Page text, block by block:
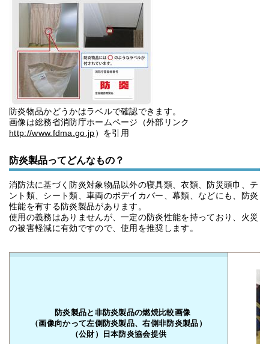
防炎物品かどうかはラベルで確認できます。
画像は総務省消防庁ホームページ（外部リンク
http://www.fdma.go.jp）を引用
防炎製品ってどんなもの？
消防法に基づく防炎対象物品以外の寝具類、衣類、防災頭巾、テ
ント類、シート類、車両のボデイカバー、幕類、などにも、防炎
性能を有する防炎製品があります。
使用の義務はありませんが、一定の防炎性能を持っており、火災
の被害軽減に有効ですので、使用を推奨します。
防炎製品と非防炎製品の燃焼比較画像
（画像向かって左側防炎製品、右側非防炎製品）
（公財）日本防炎協会提供